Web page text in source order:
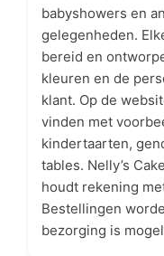
babyshowers en
gelegenheden.
bereid en
kleuren en de
klant. Op de
vinden met
kindertaarten,
tables. Nelly’s
houdt rekening
Bestellingen
bezorging is